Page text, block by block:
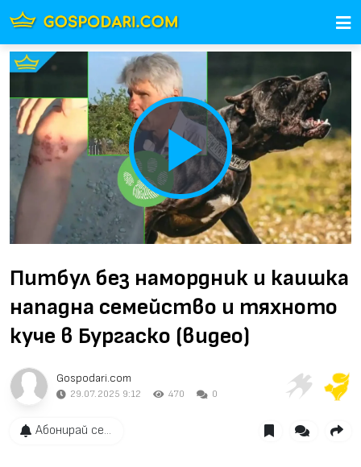
Play
Video
Питбул без намордник и каишка
нападна семейство и тяхното
куче в Бургаско (видео)
Gospodari.com
29.07.2025 9:12 470 0
Абонирай се...